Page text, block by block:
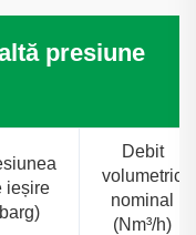
presiune
ieșire
Debit
volumetric
nominal
(Nm³/h)